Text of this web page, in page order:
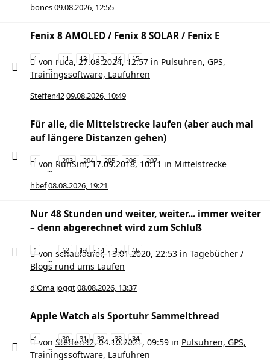
bones09.08.2026, 12:55
Fenix 8 AMOLED / Fenix 8 SOLAR / Fenix E
1
…
11 12 13 14 15
von ruca, 27.08.2024, 12:57 in Pulsuhren, GPS,
Trainingssoftware, Laufuhren
Steffen4209.08.2026, 10:49
Für alle, die Mittelstrecke laufen (aber auch mal
auf längere Distanzen gehen)
1
…
203 204 205 206 207
von RunSim,17.09.2018, 10:11 in Mittelstrecke
hbef08.08.2026, 19:21
Nur 48 Stunden und weiter, weiter... immer weiter
– denn abgerechnet wird zum Schluß
1
…
12 13 14 15 16
von schauläufer, 13.01.2020, 22:53 in Tagebücher /
Blogs rund ums Laufen
d'Oma joggt08.08.2026, 13:37
Apple Watch als Sportuhr Sammelthread
1
…
30 31 32 33 34
von Steffen42,04.10.2021, 09:59 in Pulsuhren, GPS,
Trainingssoftware, Laufuhren